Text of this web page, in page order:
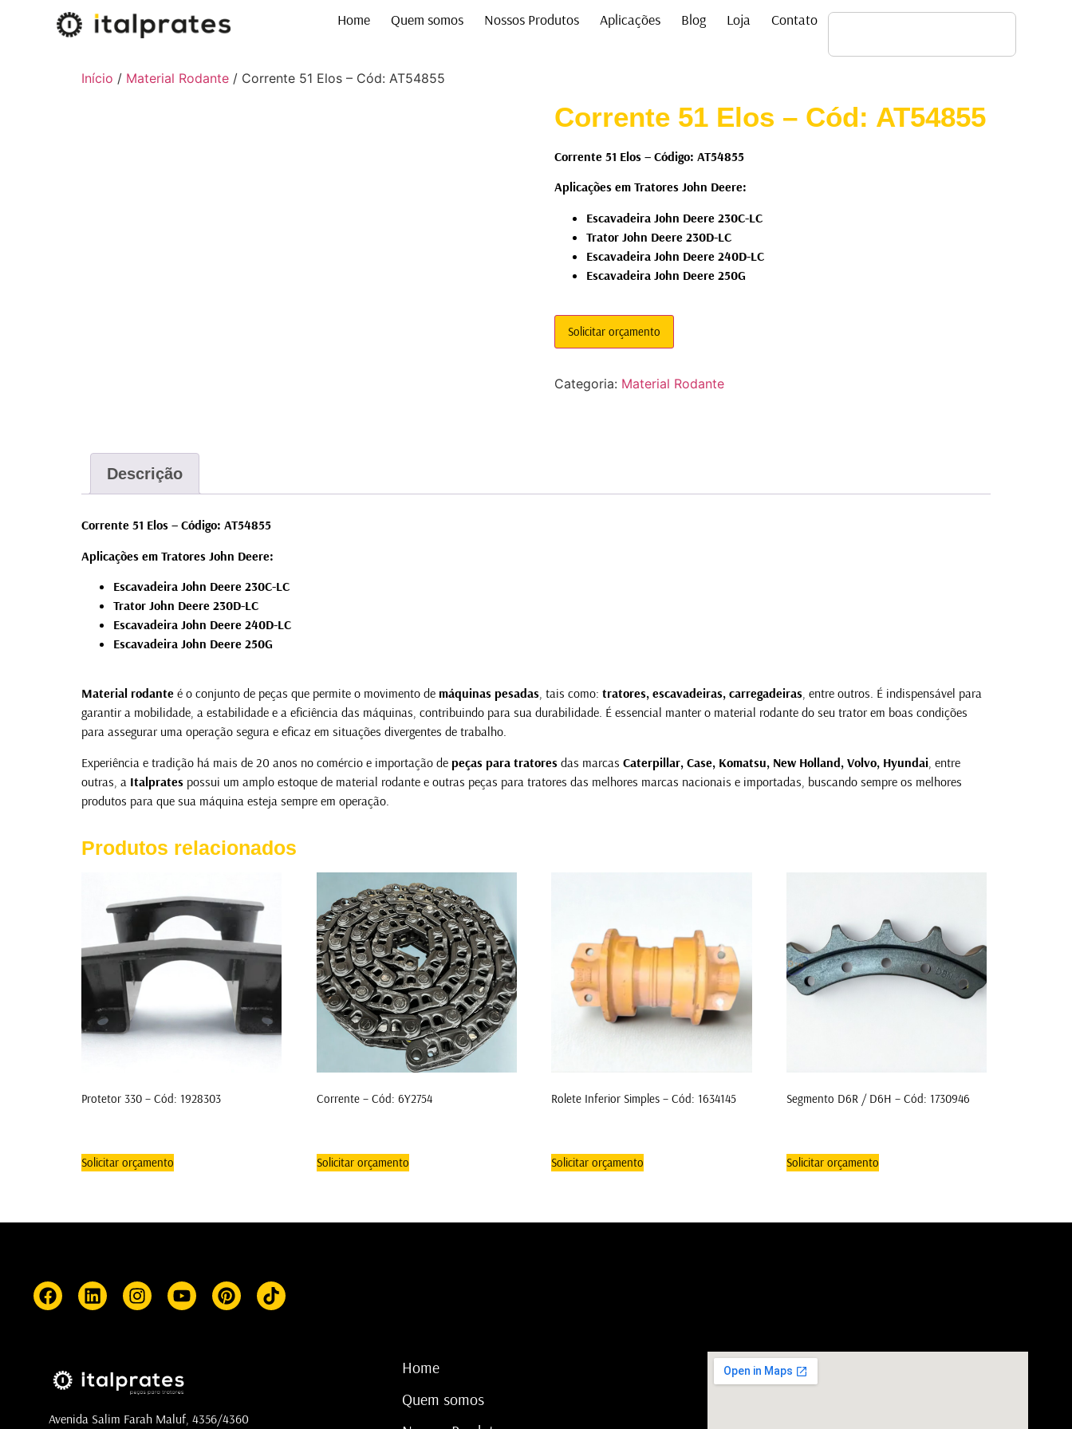
Home Quem somos Nossos Produtos Aplicações Blog Loja Contato
Início / Material Rodante / Corrente 51 Elos – Cód: AT54855
Corrente 51 Elos – Cód: AT54855
Corrente 51 Elos – Código: AT54855
Aplicações em Tratores John Deere:
Escavadeira John Deere 230C-LC
Trator John Deere 230D-LC
Escavadeira John Deere 240D-LC
Escavadeira John Deere 250G
Solicitar orçamento
Categoria: Material Rodante
Descrição
Corrente 51 Elos – Código: AT54855
Aplicações em Tratores John Deere:
Escavadeira John Deere 230C-LC
Trator John Deere 230D-LC
Escavadeira John Deere 240D-LC
Escavadeira John Deere 250G
Material rodante é o conjunto de peças que permite o movimento de máquinas pesadas, tais como: tratores, escavadeiras, carregadeiras, entre outros. É indispensável para
garantir a mobilidade, a estabilidade e a eficiência das máquinas, contribuindo para sua durabilidade. É essencial manter o material rodante do seu trator em boas condições
para assegurar uma operação segura e eficaz em situações divergentes de trabalho.
Experiência e tradição há mais de 20 anos no comércio e importação de peças para tratores das marcas Caterpillar, Case, Komatsu, New Holland, Volvo, Hyundai , entre
outras, a Italprates possui um amplo estoque de material rodante e outras peças para tratores das melhores marcas nacionais e importadas, buscando sempre os melhores
produtos para que sua máquina esteja sempre em operação.
Produtos relacionados
Protetor 330 – Cód: 1928303
Solicitar orçamento
Corrente – Cód: 6Y2754
Solicitar orçamento
Rolete Inferior Simples – Cód: 1634145
Solicitar orçamento
Segmento D6R / D6H – Cód: 1730946
Solicitar orçamento
Avenida Salim Farah Maluf, 4356/4360
Home
Quem somos